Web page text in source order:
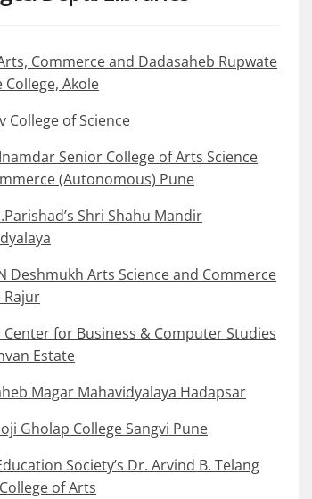
Commerce and Dadasaheb Rupwate
College, Akole
College of Science
Senior College of Arts Science
(Autonomous) Pune
Shri Shahu Mandir
Deshmukh Arts Science and Commerce
Rajur
Center for Business & Computer Studies
Estate
Magar Mahavidyalaya Hadapsar
Gholap College Sangvi Pune
Society’s Dr. Arvind B. Telang
of Arts